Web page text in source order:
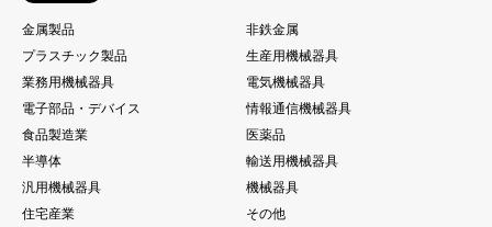
金属製品
非鉄金属
プラスチック製品
生産用機械器具
業務用機械器具
電気機械器具
電子部品・デバイス
情報通信機械器具
食品製造業
医薬品
半導体
輸送用機械器具
汎用機械器具
機械器具
住宅産業
その他